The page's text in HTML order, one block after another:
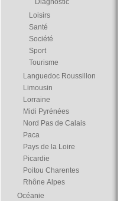
Diagnostic
Loisirs
Santé
Société
Sport
Tourisme
Languedoc Roussillon
Limousin
Lorraine
Midi Pyrénées
Nord Pas de Calais
Paca
Pays de la Loire
Picardie
Poitou Charentes
Rhône Alpes
Océanie